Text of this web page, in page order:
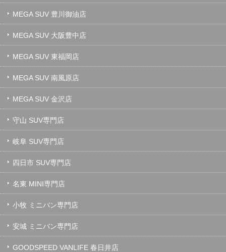
MEGA SUV 豊川御油店
MEGA SUV 大阪豊中店
MEGA SUV 東福岡店
MEGA SUV 南風原店
MEGA SUV 金沢店
守山 SUV専門店
岐阜 SUV専門店
四日市 SUV専門店
名東 MINI専門店
小牧 ミニバン専門店
安城 ミニバン専門店
GOODSPEED VANLIFE 春日井店